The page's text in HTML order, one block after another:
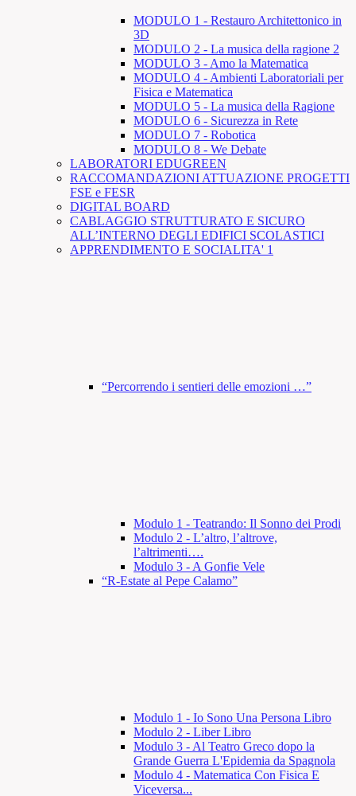
MODULO 1 - Restauro Architettonico in
3D
MODULO 2 - La musica della ragione 2
MODULO 3 - Amo la Matematica
MODULO 4 - Ambienti Laboratoriali per
Fisica e Matematica
MODULO 5 - La musica della Ragione
MODULO 6 - Sicurezza in Rete
MODULO 7 - Robotica
MODULO 8 - We Debate
LABORATORI EDUGREEN
RACCOMANDAZIONI ATTUAZIONE PROGETTI
FSE e FESR
DIGITAL BOARD
CABLAGGIO STRUTTURATO E SICURO
ALL’INTERNO DEGLI EDIFICI SCOLASTICI
APPRENDIMENTO E SOCIALITA' 1
“Percorrendo i sentieri delle emozioni …”
Modulo 1 - Teatrando: Il Sonno dei Prodi
Modulo 2 - L’altro, l’altrove,
l’altrimenti….
Modulo 3 - A Gonfie Vele
“R-Estate al Pepe Calamo”
Modulo 1 - Io Sono Una Persona Libro
Modulo 2 - Liber Libro
Modulo 3 - Al Teatro Greco dopo la
Grande Guerra L'Epidemia da Spagnola
Modulo 4 - Matematica Con Fisica E
Viceversa...